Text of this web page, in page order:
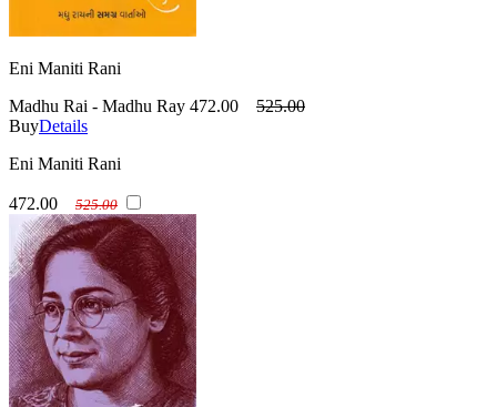
Eni Maniti Rani
Madhu Rai - Madhu Ray 472.00
525.00
BuyDetails
Eni Maniti Rani
472.00 525.00